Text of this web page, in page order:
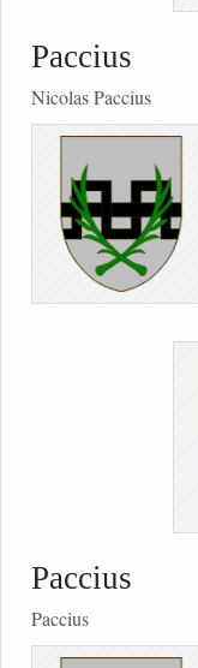
Paccius
Nicolas Paccius
Paccius
Paccius